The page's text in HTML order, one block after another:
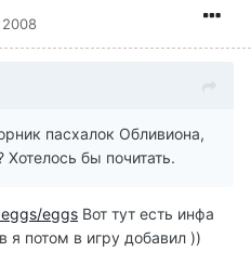
пасхалок Обливиона,
Хотелось бы почитать.
eggs Вот тут есть инфа
я потом в игру добавил ))